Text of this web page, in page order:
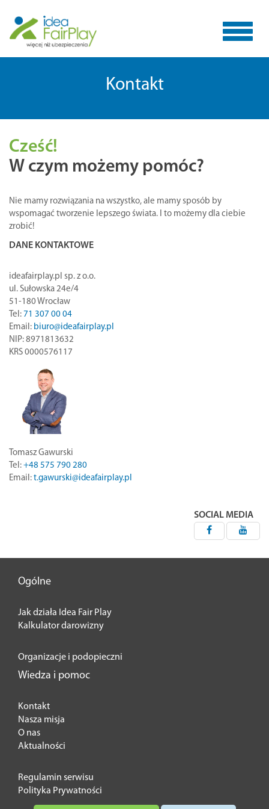
Toggle
Kontakt
Cześć!
W czym możemy pomóc?
Nie mamy rozwiązania na wszystko, ale mamy sposób by
wspomagać tworzenie lepszego świata. I to możemy dla ciebie
zrobić!
DANE KONTAKTOWE
ideafairplay.pl sp. z o.o.
ul. Sułowska 24e/4
51-180 Wrocław
Tel: 71 307 00 04
Email: biuro@ideafairplay.pl
NIP: 8971813632
KRS 0000576117
Tomasz Gawurski
Tel: +48 575 790 280
Email: t.gawurski@ideafairplay.pl
SOCIAL MEDIA
Ogólne
Jak działa Idea Fair Play
Kalkulator darowizny
Organizacje i podopieczni
Wiedza i pomoc
Kontakt
Nasza misja
O nas
Aktualności
Regulamin serwisu
Polityka Prywatności